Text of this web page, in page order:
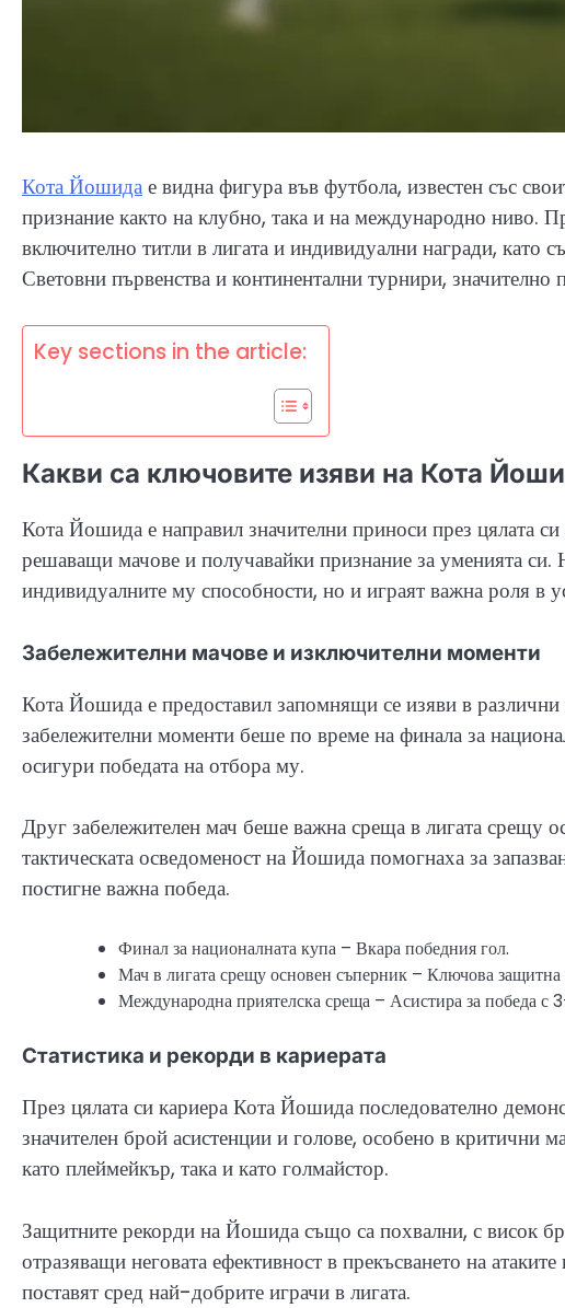
Кота Йошидае видна фигура във футбола, известен със
признание както на клубно, така и на международно ниво.
включително титли в лигата и индивидуални награди, като
Световни първенства и континентални турнири,
Key sections in the article:
Какви са ключовите изяви на Кота
Кота Йошида е направил значителни приноси през цялата
решаващи мачове и получавайки признание за уменията си.
индивидуалните му способности, но и играят важна роля в
Забележителни мачове и изключителни моменти
Кота Йошида е предоставил запомнящи се изяви в
забележителни моменти беше по време на финала за
осигури победата на отбора му.
Друг забележителен мач беше важна среща в лигата срещу
тактическата осведоменост на Йошида помогнаха за
постигне важна победа.
Финал за националната купа – Вкара победния гол.
Мач в лигата срещу основен съперник – Ключова защитна
Международна приятелска среща – Асистира за победа с
Статистика и рекорди в кариерата
През цялата си кариера Кота Йошида последователно
значителен брой асистенции и голове, особено в критични
като плеймейкър, така и като голмайстор.
Защитните рекорди на Йошида също са похвални, с висок
отразяващи неговата ефективност в прекъсването на
поставят сред най-добрите играчи в лигата.